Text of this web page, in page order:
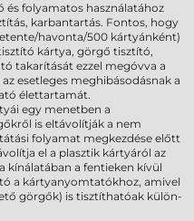
folyamatos használatához
karbantartás. Fontos, hogy
havonta/500 kártyánként)
kártya, görgő tisztító,
takarítását ezzel megóvva a
esetleges meghibásodásnak a
élettartamát.
egy menetben a
is eltávolítják a nem
folyamat megkezdése előtt
el a plasztik kártyáról az
kínálatában a fentieken kívül
a kártyanyomtatókhoz, amivel
görgők) is tisztíthatóak külön-